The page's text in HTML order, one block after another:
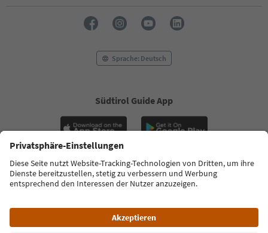
Sprache: Deutsch
Südtirol Guide App
FAQ Kontakt Presse MICE Datenschutzerklärung
Zugänglichkeitserklärung